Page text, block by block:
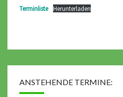
Terminliste Herunterladen
ANSTEHENDE TERMINE: